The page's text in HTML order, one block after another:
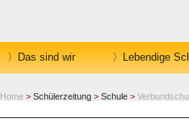
Das sind wir Lebendige
Home > Schülerzeitung > Schule >